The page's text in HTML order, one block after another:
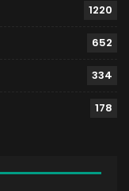
1220
652
334
178